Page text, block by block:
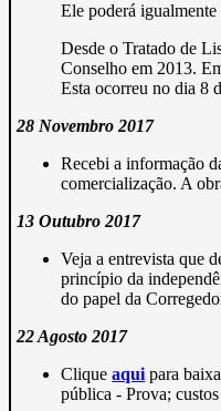
Ele poderá
Desde o Tratado de
Conselho em 2013.
Esta ocorreu no dia 8
28 Novembro 2017
Recebi a informação
comercialização. A
13 Outubro 2017
Veja a entrevista que
princípio da
do papel da
22 Agosto 2017
Clique aqui para
pública - Prova;